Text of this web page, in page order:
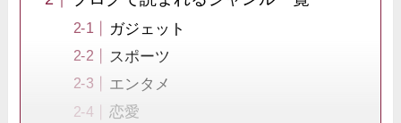
ガジェット
スポーツ
エンタメ
恋愛